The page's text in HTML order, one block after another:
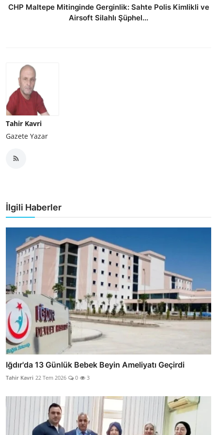
CHP Maltepe Mitinginde Gerginlik: Sahte Polis Kimlikli ve
Airsoft Silahlı Şüphel...
Tahir Kavri
Gazete Yazar
İlgili Haberler
Iğdır'da 13 Günlük Bebek Beyin Ameliyatı Geçirdi
Tahir Kavri 22 Tem 2026 0 3